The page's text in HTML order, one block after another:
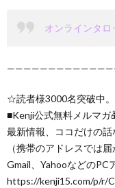
オンラインタ
☆読者様3000名突破中。
■Kenji公式無料メルマガ
最新情報、ココだけの話
（携帯のアドレスでは
Gmail、YahooなどのPC
https://kenji15.com/p/r/